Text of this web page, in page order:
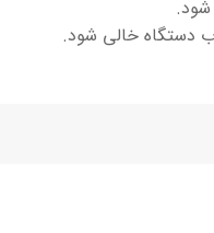
شود.
دستگاه خالی شود.